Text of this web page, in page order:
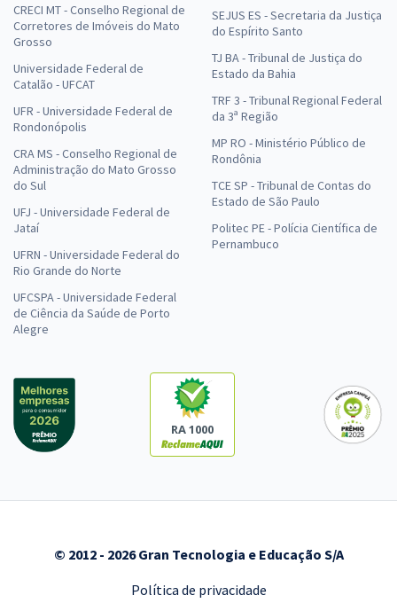
CRECI MT - Conselho Regional de
Corretores de Imóveis do Mato
Grosso
Universidade Federal de
Catalão - UFCAT
UFR - Universidade Federal de
Rondonópolis
CRA MS - Conselho Regional de
Administração do Mato Grosso
do Sul
UFJ - Universidade Federal de
Jataí
UFRN - Universidade Federal do
Rio Grande do Norte
UFCSPA - Universidade Federal
de Ciência da Saúde de Porto
Alegre
SEJUS ES - Secretaria da Justiça
do Espírito Santo
TJ BA - Tribunal de Justiça do
Estado da Bahia
TRF 3 - Tribunal Regional Federal
da 3ª Região
MP RO - Ministério Público de
Rondônia
TCE SP - Tribunal de Contas do
Estado de São Paulo
Politec PE - Polícia Científica de
Pernambuco
RA 1000
© 2012 - 2026 Gran Tecnologia e Educação S/A
Política de privacidade